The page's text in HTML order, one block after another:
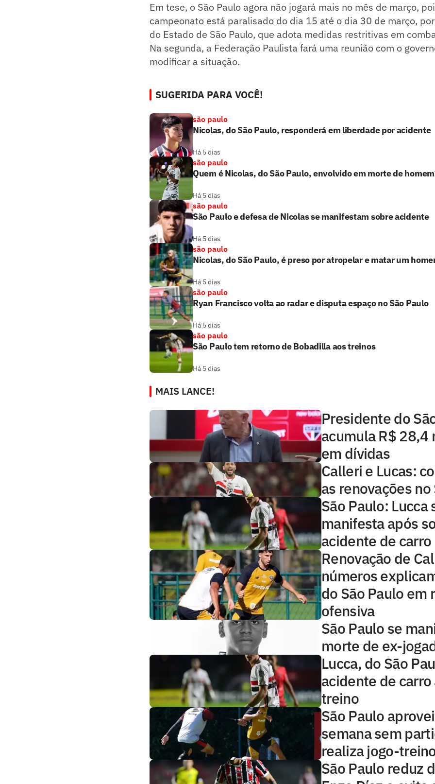
Em tese, o São Paulo agora não jogará mais no mês de março,
campeonato está paralisado do dia 15 até o dia 30 de março,
do Estado de São Paulo, que adota medidas restritivas em
Na segunda, a Federação Paulista fará uma reunião com o
modificar a situação.
SUGERIDA PARA VOCÊ!
são paulo
Nicolas, do São Paulo, responderá em liberdade por acidente
Há 5 dias
são paulo
Quem é Nicolas, do São Paulo, envolvido em morte de
Há 5 dias
são paulo
São Paulo e defesa de Nicolas se manifestam sobre acidente
Há 5 dias
são paulo
Nicolas, do São Paulo, é preso por atropelar e matar um
Há 5 dias
são paulo
Ryan Francisco volta ao radar e disputa espaço no São Paulo
Há 5 dias
são paulo
São Paulo tem retorno de Bobadilla aos treinos
Há 5 dias
MAIS LANCE!
Presidente do
acumula R$ 28,4
em dívidas
Calleri e Lucas:
as renovações no
São Paulo: Lucca
manifesta após
acidente de carro
Renovação de
números
do São Paulo em
ofensiva
São Paulo se
morte de ex-
Lucca, do São
acidente de
treino
São Paulo
semana sem
realiza jogo-
São Paulo reduz